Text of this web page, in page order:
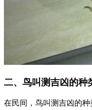
二、鸟叫测吉凶的种
在民间，鸟叫测吉凶的